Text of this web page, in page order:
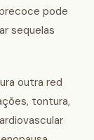
pode
sequelas
outra red
tontura,